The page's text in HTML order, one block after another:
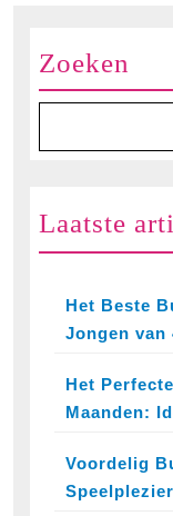
Zoeken
Laatste
Het Beste
Jongen van
Het
Maanden:
Voordelig